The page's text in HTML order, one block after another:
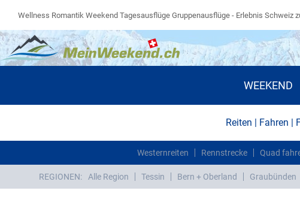
Wellness Romantik Weekend Tagesausflüge Gruppenausflüge - Erlebnis Schweiz
WEEKEND
Reiten | Fahren |
Westernreiten Rennstrecke Quad
REGIONEN: Alle Region Tessin Bern + Oberland Graubünden